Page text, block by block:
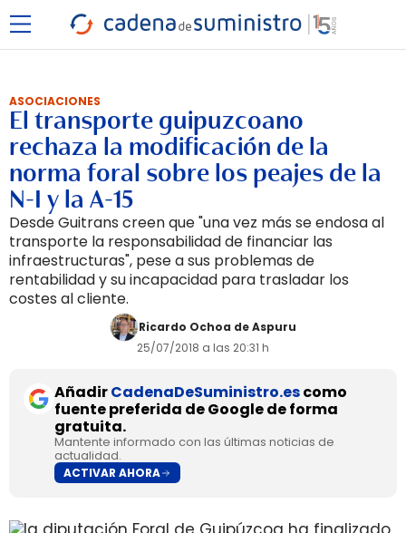
ASOCIACIONES
El transporte guipuzcoano
rechaza la modificación de la
norma foral sobre los peajes de la
N-I y la A-15
Desde Guitrans creen que "una vez más se endosa al
transporte la responsabilidad de financiar las
infraestructuras", pese a sus problemas de
rentabilidad y su incapacidad para trasladar los
costes al cliente.
Ricardo Ochoa de Aspuru
25/07/2018 a las 20:31 h
AñadirCadenaDeSuministro.escomo
fuente preferida de Google de forma
gratuita.
Mantente informado con las últimas noticias de
actualidad.
ACTIVAR AHORA